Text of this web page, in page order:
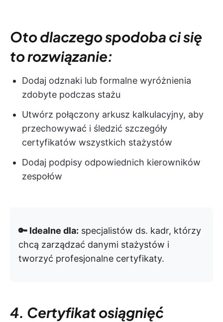
Oto dlaczego spodoba ci się
to rozwiązanie:
Dodaj odznaki lub formalne wyróżnienia
zdobyte podczas stażu
Utwórz połączony arkusz kalkulacyjny, aby
przechowywać i śledzić szczegóły
certyfikatów wszystkich stażystów
Dodaj podpisy odpowiednich kierowników
zespołów
🔑 Idealne dla: specjalistów ds. kadr, którzy
chcą zarządzać danymi stażystów i
tworzyć profesjonalne certyfikaty.
4. Certyfikat osiągnięć